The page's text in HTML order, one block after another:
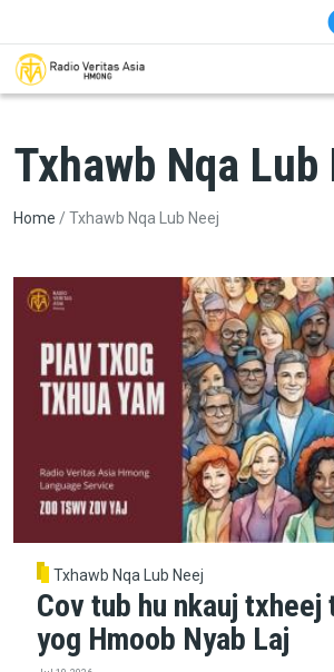
Txhawb Nqa Lub
Breadcrumb
Home Txhawb Nqa Lub Neej
Txhawb Nqa Lub Neej
Cov tub hu nkauj txheej
yog Hmoob Nyab Laj